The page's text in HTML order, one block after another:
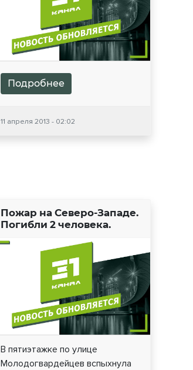
Подробнее
11 апреля 2013 - 02:02
Пожар на Северо-Западе.
Погибли 2 человека.
В пятиэтажке по улице
Молодогвардейцев вспыхнула